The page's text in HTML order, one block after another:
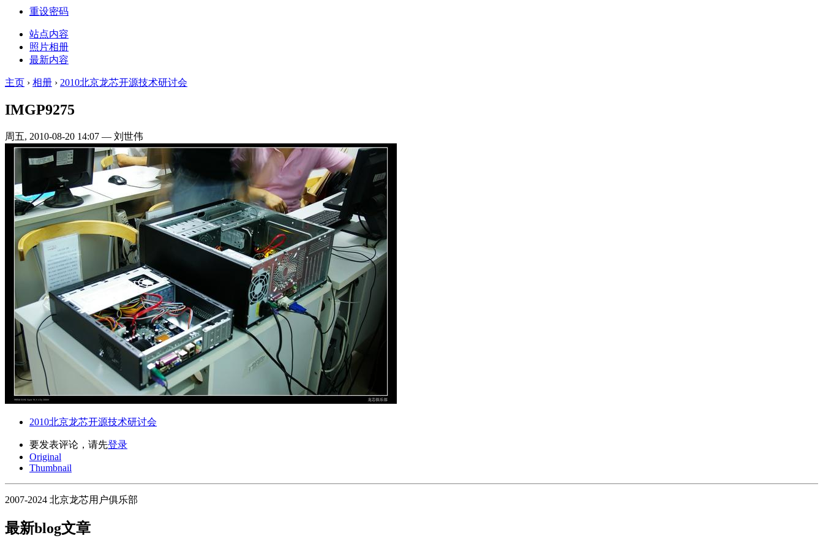
重设密码
站点内容
照片相册
最新内容
主页 › 相册 › 2010北京龙芯开源技术研讨会
IMGP9275
周五, 2010-08-20 14:07 — 刘世伟
2010北京龙芯开源技术研讨会
要发表评论，请先登录
Original
Thumbnail
2007-2024 北京龙芯用户俱乐部
最新blog文章